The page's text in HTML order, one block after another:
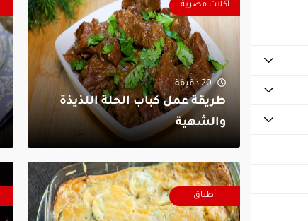
أكلات مصرية
20 دقيقة
طريقة عمل كباب الحلة اللذيذة
والشهية
أطباق